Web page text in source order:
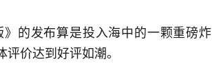
的发布算是投入海中的一颗重磅炸
价达到好评如潮。